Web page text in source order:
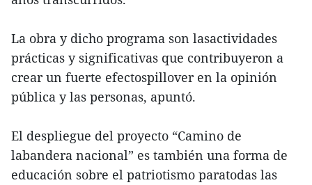
La obra y dicho programa son lasactividades
prácticas y significativas que contribuyeron a
crear un fuerte efectospillover en la opinión
pública y las personas, apuntó.
El despliegue del proyecto “Camino de
labandera nacional” es también una forma de
educación sobre el patriotismo paratodas las